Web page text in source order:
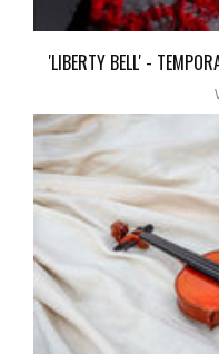
'LIBERTY BELL' -